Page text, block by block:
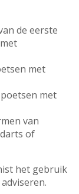
de eerste
met
met
van
of
het gebruik